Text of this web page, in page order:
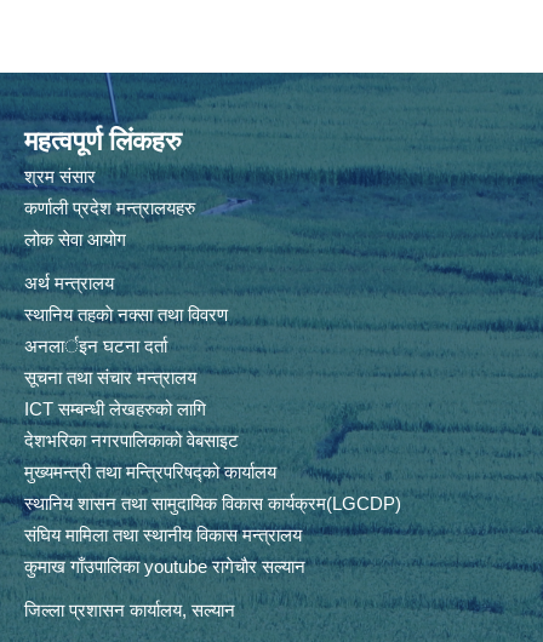
महत्वपूर्ण लिंकहरु
श्रम संसार
कर्णाली प्रदेश मन्त्रालयहरु
लोक सेवा आयोग
अर्थ मन्त्रालय
स्थानिय तहकाे नक्सा तथा विवरण
अनलार्इन घटना दर्ता
सूचना तथा संचार मन्त्रालय
ICT सम्बन्धी लेखहरुको लागि
देशभरिका नगरपालिकाको वेबसाइट
मुख्यमन्त्री तथा मन्त्रिपरिषद्को कार्यालय
स्थानिय शासन तथा सामुदायिक विकास कार्यक्रम(LGCDP)
संघिय मामिला तथा स्थानीय विकास मन्त्रालय
कुमाख गाँउपालिका youtube रागेचाैर सल्यान
जिल्ला प्रशासन कार्यालय, सल्यान